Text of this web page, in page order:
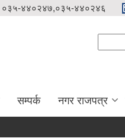
०३५-४४०२४७,०३५-४४०२४६
सम्पर्क नगर राजपत्र